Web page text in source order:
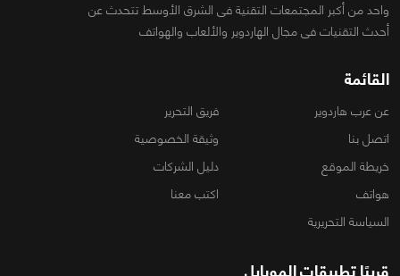
واحد من أكبر المجتمعات التقنية فى الشرق الأوسط تتحدث عن
أحدث التقنيات فى مجال الهاردوير والألعاب والهواتف
القائمة
عن عرب هاردوير
فريق التحرير
اتصل بنا
وثيقة الخصوصية
خريطة الموقع
دليل الشركات
هواتف
اكتب معنا
السياسة التحريرية
قريبًا تطبيقات الموبايل